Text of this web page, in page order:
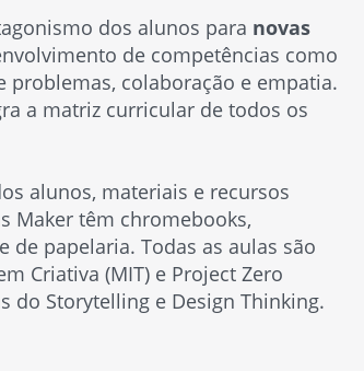
dos alunos para novas
de competências como
colaboração e empatia.
a matriz curricular de todos os
alunos, materiais e recursos
Maker têm chromebooks,
de papelaria. Todas as aulas são
Criativa (MIT) e Project Zero
do Storytelling e Design Thinking.